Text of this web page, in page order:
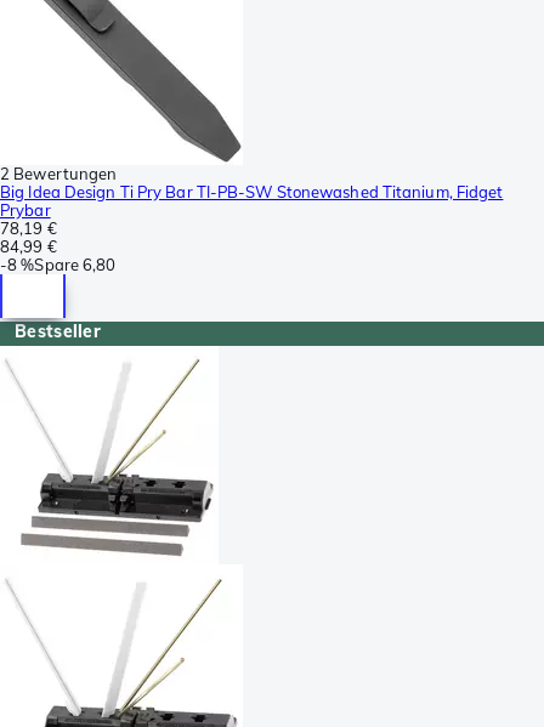
2 Bewertungen
Big Idea Design Ti Pry Bar TI-PB-SW Stonewashed Titanium, Fidget
Prybar
78,19 €
84,99 €
-8 %Spare6,80
Bestseller